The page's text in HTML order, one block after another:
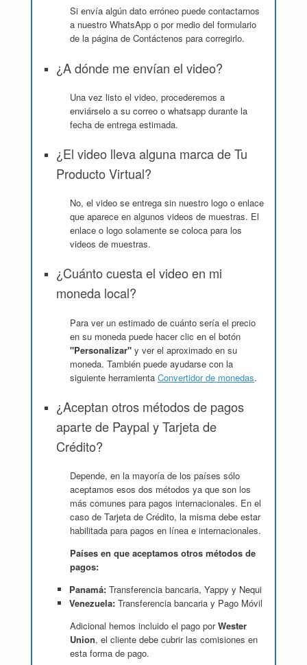
Si envía algún dato erróneo puede contactarnos
a nuestro WhatsApp o por medio del formulario
de la página de Contáctenos para corregirlo.
¿A dónde me envían el video?
Una vez listo el video, procederemos a
enviárselo a su correo o whatsapp durante la
fecha de entrega estimada.
¿El video lleva alguna marca de Tu
Producto Virtual?
No, el video se entrega sin nuestro logo o enlace
que aparece en algunos videos de muestras. El
enlace o logo solamente se coloca para los
videos de muestras.
¿Cuánto cuesta el video en mi
moneda local?
Para ver un estimado de cuánto sería el precio
en su moneda puede hacer clic en el botón
"Personalizar" y ver el aproximado en su
moneda. También puede ayudarse con la
siguiente herramienta Convertidor de monedas.
¿Aceptan otros métodos de pagos
aparte de Paypal y Tarjeta de
Crédito?
Depende, en la mayoría de los países sólo
aceptamos esos dos métodos ya que son los
más comunes para pagos internacionales. En el
caso de Tarjeta de Crédito, la misma debe estar
habilitada para pagos en línea e internacionales.
Países en que aceptamos otros métodos de
pagos:
Panamá: Transferencia bancaria, Yappy y Nequi
Venezuela: Transferencia bancaria y Pago Móvil
Adicional hemos incluido el pago porWester
Union, el cliente debe cubrir las comisiones en
esta forma de pago.